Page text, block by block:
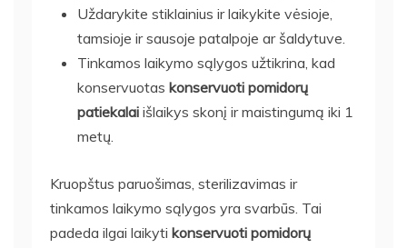
Uždarykite stiklainius ir laikykite vėsioje,
tamsioje ir sausoje patalpoje ar šaldytuve.
Tinkamos laikymo sąlygos užtikrina, kad
konservuotas konservuoti pomidorų
patiekalai išlaikys skonį ir maistingumą iki 1
metų.
Kruopštus paruošimas, sterilizavimas ir
tinkamos laikymo sąlygos yra svarbūs. Tai
padeda ilgai laikyti konservuoti pomidorų